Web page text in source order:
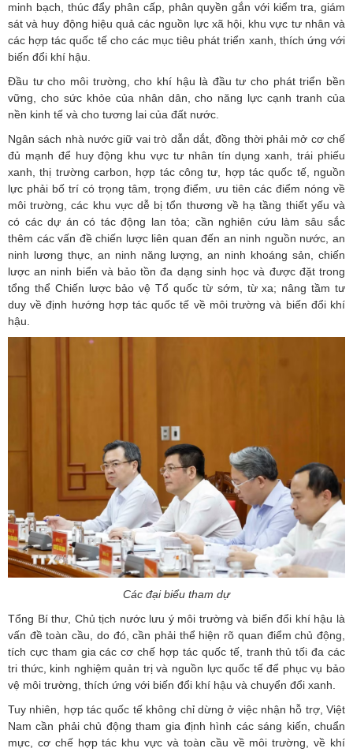
minh bạch, thúc đẩy phân cấp, phân quyền gắn với kiểm tra, giám
sát và huy động hiệu quả các nguồn lực xã hội, khu vực tư nhân và
các hợp tác quốc tế cho các mục tiêu phát triển xanh, thích ứng với
biến đổi khí hậu.
Đầu tư cho môi trường, cho khí hậu là đầu tư cho phát triển bền
vững, cho sức khỏe của nhân dân, cho năng lực cạnh tranh của
nền kinh tế và cho tương lai của đất nước.
Ngân sách nhà nước giữ vai trò dẫn dắt, đồng thời phải mở cơ chế
đủ mạnh để huy động khu vực tư nhân tín dụng xanh, trái phiếu
xanh, thị trường carbon, hợp tác công tư, hợp tác quốc tế, nguồn
lực phải bố trí có trọng tâm, trọng điểm, ưu tiên các điểm nóng về
môi trường, các khu vực dễ bị tổn thương về hạ tầng thiết yếu và
có các dự án có tác động lan tỏa; cần nghiên cứu làm sâu sắc
thêm các vấn đề chiến lược liên quan đến an ninh nguồn nước, an
ninh lương thực, an ninh năng lượng, an ninh khoáng sản, chiến
lược an ninh biển và bảo tồn đa dạng sinh học và được đặt trong
tổng thể Chiến lược bảo vệ Tổ quốc từ sớm, từ xa; nâng tầm tư
duy về định hướng hợp tác quốc tế về môi trường và biến đổi khí
hậu.
Các đại biểu tham dự
Tổng Bí thư, Chủ tịch nước lưu ý môi trường và biến đổi khí hậu là
vấn đề toàn cầu, do đó, cần phải thể hiện rõ quan điểm chủ động,
tích cực tham gia các cơ chế hợp tác quốc tế, tranh thủ tối đa các
tri thức, kinh nghiệm quản trị và nguồn lực quốc tế để phục vụ bảo
vệ môi trường, thích ứng với biến đổi khí hậu và chuyển đổi xanh.
Tuy nhiên, hợp tác quốc tế không chỉ dừng ở việc nhận hỗ trợ, Việt
Nam cần phải chủ động tham gia định hình các sáng kiến, chuẩn
mực, cơ chế hợp tác khu vực và toàn cầu về môi trường, về khí